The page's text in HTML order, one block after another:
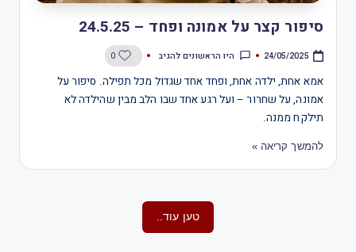
סיפור קצר על אמונה ופחד – 24.5.25
24/05/2025 היו הראשונים להגיב 0
אמא אחת, ילדה אחת, ופחד אחד שגדול מכל תפילה. סיפור על
אמונה, על שחרור – ועל רגע אחד שבו הלב מבין שהילדה לא
תילקח ממנה.
להמשך קריאה »
טען עוד..